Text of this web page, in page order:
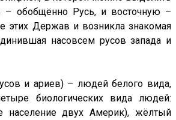
– обобщённо Русь, и восточную –
этих Держав и возникла знакомая
насовсем русов запада и
и ариев) – людей белого вида,
биологических вида людей:
население двух Америк), жёлтый